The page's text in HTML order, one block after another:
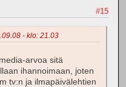
#15
- klo: 21.03
arvoa sitä
ihannoimaan, joten
tv:n ja ilmapäivälehtien